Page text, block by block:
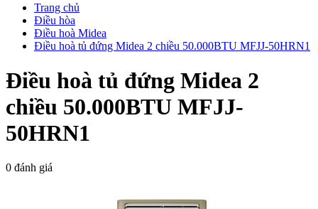
Trang chủ
Điều hòa
Điều hoà Midea
Điều hoà tủ đứng Midea 2 chiều 50.000BTU MFJJ-50HRN1
Điều hoà tủ đứng Midea 2
chiều 50.000BTU MFJJ-
50HRN1
0 đánh giá